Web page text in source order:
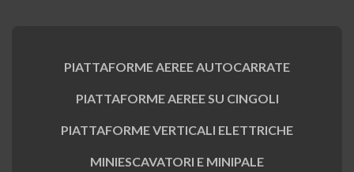
PIATTAFORME AEREE AUTOCARRATE
PIATTAFORME AEREE SU CINGOLI
PIATTAFORME VERTICALI ELETTRICHE
MINIESCAVATORI E MINIPALE